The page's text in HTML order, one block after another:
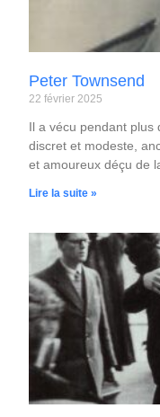
Peter Townsend
22 février 2025
Il a vécu pendant plus
discret et modeste,
et amoureux déçu de
Lire la suite »